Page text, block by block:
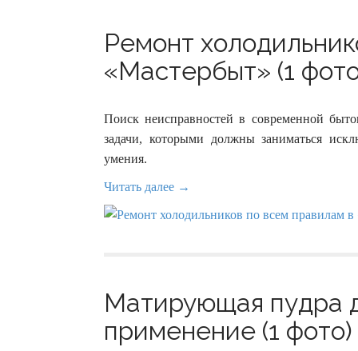
Ремонт
«Мастербыт» (1
Поиск неисправностей в современной
задачи, которыми должны заниматься
умения.
Читать далее →
Матирующая пудра
применение (1 фото)